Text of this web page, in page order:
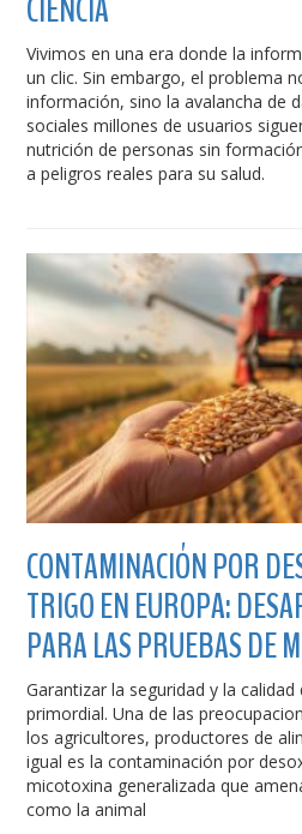
CIENCIA
Vivimos en una era donde la
un clic. Sin embargo, el problema
información, sino la avalancha de
sociales millones de usuarios
nutrición de personas sin
a peligros reales para su salud.
CONTAMINACIÓN POR
TRIGO EN EUROPA:
PARA LAS PRUEBAS DE
Garantizar la seguridad y la
primordial. Una de las
los agricultores, productores de
igual es la contaminación por
micotoxina generalizada que
como la animal